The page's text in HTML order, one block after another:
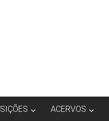
ACERVOS